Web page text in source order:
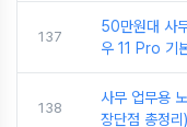
137
50만원대 사
우 11 Pro 기
138
사무 업무용
장단점 총정리)